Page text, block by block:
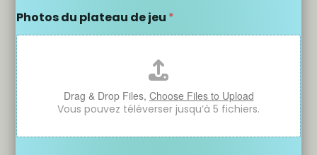
Photos du plateau de jeu *
Drag & Drop Files, Choose Files to Upload
Vous pouvez téléverser jusqu’à 5 fichiers.